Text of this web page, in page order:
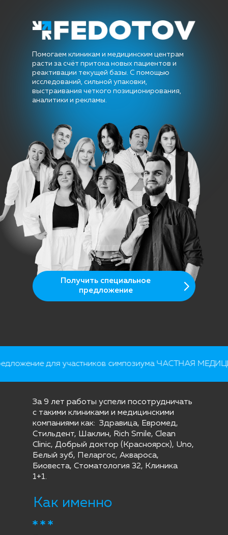
Помогаем клиникам и медицинским центрам
расти за счёт притока новых пациентов и
реактивации текущей базы. С помощью
исследований, сильной упаковки,
выстраивания четкого позиционирования,
аналитики и рекламы.
Получить специальное
предложение
для участников симпозиума ЧАСТНАЯ
За 9 лет работы успели посотрудничать
с такими клиниками и медицинскими
компаниями как: Здравица, Евромед,
Стильдент, Шаклин, Rich Smile, Clean
Clinic, Добрый доктор (Красноярск), Uno,
Белый зуб, Пеларгос, Аквароса,
Биовеста, Стоматология 32, Клиника
1+1.
Как именно